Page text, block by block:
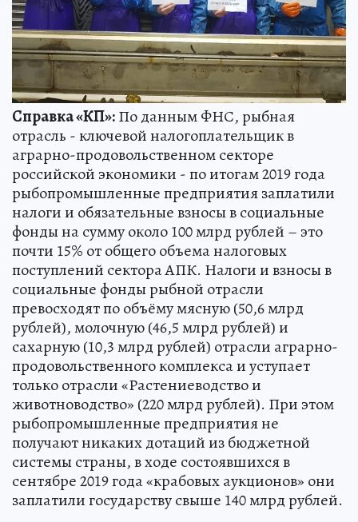
Справка «КП»:По данным ФНС, рыбная
отрасль - ключевой налогоплательщик в
аграрно-продовольственном секторе
российской экономики - по итогам 2019 года
рыбопромышленные предприятия заплатили
налоги и обязательные взносы в социальные
фонды на сумму около 100 млрд рублей – это
почти 15% от общего объема налоговых
поступлений сектора АПК. Налоги и взносы в
социальные фонды рыбной отрасли
превосходят по объёму мясную (50,6 млрд
рублей), молочную (46,5 млрд рублей) и
сахарную (10,3 млрд рублей) отрасли аграрно-
продовольственного комплекса и уступает
только отрасли «Растениеводство и
животноводство» (220 млрд рублей). При этом
рыбопромышленные предприятия не
получают никаких дотаций из бюджетной
системы страны, в ходе состоявшихся в
сентябре 2019 года «крабовых аукционов» они
заплатили государству свыше 140 млрд рублей.